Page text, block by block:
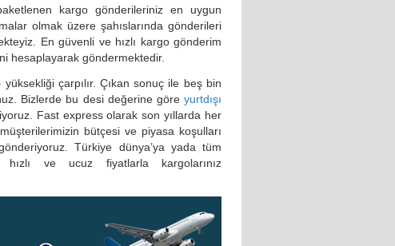
kargo gönderileriniz en uygun
olmak üzere şahıslarında gönderileri
En güvenli ve hızlı kargo gönderim
hesaplayarak göndermektedir.
çarpılır. Çıkan sonuç ile beş bin
Bizlerde bu desi değerine göre yurtdışı
Fast express olarak son yıllarda her
bütçesi ve piyasa koşulları
Türkiye dünya’ya yada tüm
hızlı ve ucuz fiyatlarla kargolarınız